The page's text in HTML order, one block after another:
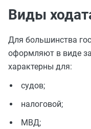
Виды
Для большинства
оформляют в виде
характерны для:
судов;
налоговой;
МВД;